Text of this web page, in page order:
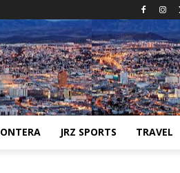
JRZ SPORTS TRAVEL